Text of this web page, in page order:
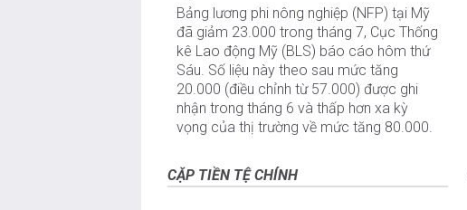
Bảng lương phi nông nghiệp (NFP) tại Mỹ
đã giảm 23.000 trong tháng 7, Cục Thống
kê Lao động Mỹ (BLS) báo cáo hôm thứ
Sáu. Số liệu này theo sau mức tăng
20.000 (điều chỉnh từ 57.000) được ghi
nhận trong tháng 6 và thấp hơn xa kỳ
vọng của thị trường về mức tăng 80.000.
CẶP TIỀN TỆ CHÍNH